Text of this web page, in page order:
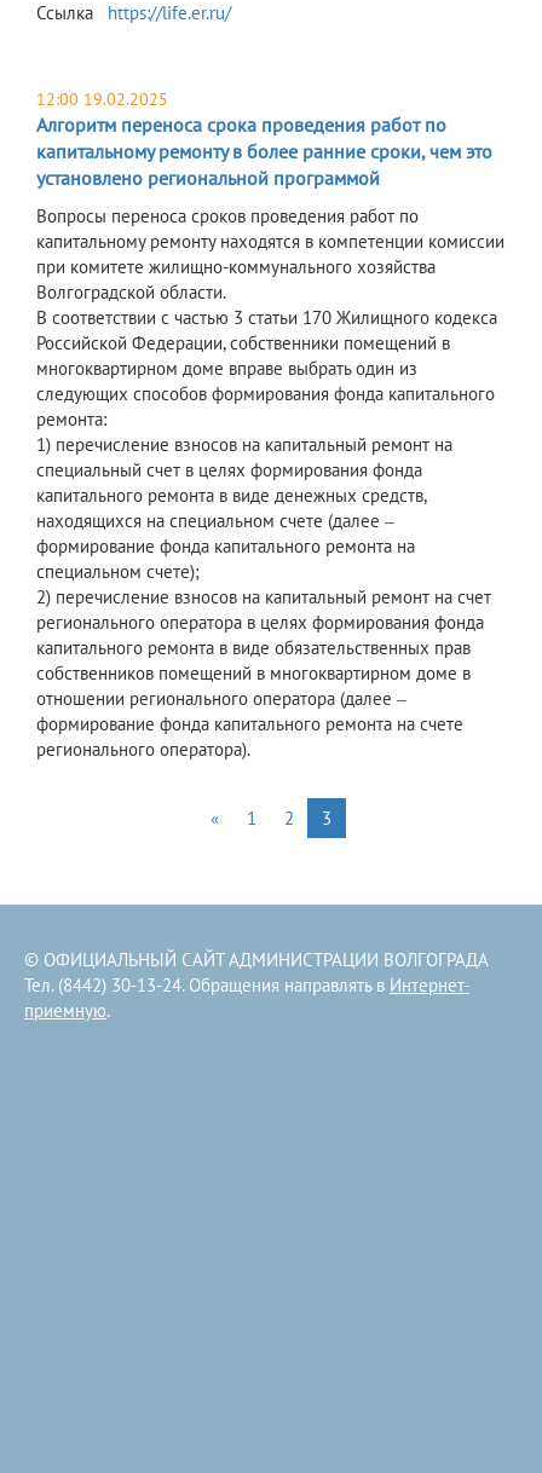
Ссылка https://life.er.ru/
12:00 19.02.2025
Алгоритм переноса срока проведения работ по
капитальному ремонту в более ранние сроки, чем это
установлено региональной программой
Вопросы переноса сроков проведения работ по
капитальному ремонту находятся в компетенции комиссии
при комитете жилищно-коммунального хозяйства
Волгоградской области.
В соответствии с частью 3 статьи 170 Жилищного кодекса
Российской Федерации, собственники помещений в
многоквартирном доме вправе выбрать один из
следующих способов формирования фонда капитального
ремонта:
1) перечисление взносов на капитальный ремонт на
специальный счет в целях формирования фонда
капитального ремонта в виде денежных средств,
находящихся на специальном счете (далее ‒
формирование фонда капитального ремонта на
специальном счете);
2) перечисление взносов на капитальный ремонт на счет
регионального оператора в целях формирования фонда
капитального ремонта в виде обязательственных прав
собственников помещений в многоквартирном доме в
отношении регионального оператора (далее ‒
формирование фонда капитального ремонта на счете
регионального оператора).
« 1 2 3
© ОФИЦИАЛЬНЫЙ САЙТ АДМИНИСТРАЦИИ ВОЛГОГРАДА
Тел. (8442) 30-13-24. Обращения направлять в Интернет-
приемную.